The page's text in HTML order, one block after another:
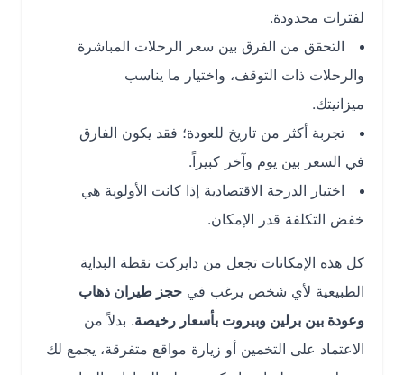
لفترات محدودة.
التحقق من الفرق بين سعر الرحلات المباشرة
والرحلات ذات التوقف، واختيار ما يناسب
ميزانيتك.
تجربة أكثر من تاريخ للعودة؛ فقد يكون الفارق
في السعر بين يوم وآخر كبيراً.
اختيار الدرجة الاقتصادية إذا كانت الأولوية هي
خفض التكلفة قدر الإمكان.
كل هذه الإمكانات تجعل من دايركت نقطة البداية
الطبيعية لأي شخص يرغب فيحجز طيران ذهاب
وعودة بين برلين وبيروت بأسعار رخيصة . بدلاً من
الاعتماد على التخمين أو زيارة مواقع متفرقة، يجمع لك